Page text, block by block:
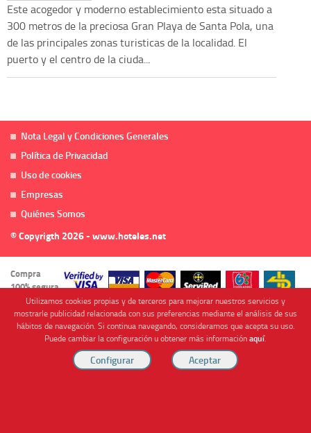
Este acogedor y moderno establecimiento esta situado a
300 metros de la preciosa Gran Playa de Santa Pola, una
de las principales zonas turisticas de la localidad. El
puerto y el centro de la ciuda...
Nota Legal y Condiciones Generales
Política de Privacidad
Uso de cookies
Empresas
Quiénes Somos
© Copyrigth 2026 - www.hoteles.net
Compra
100% segura
Cofinanciado por
Utilizamos cookies propias y de terceros para mejorar nuestros servicios y
mostrarle publicidad relacionada con sus preferencias mediante el análisis de sus
hábitos de navegación. Si continua navegando, consideramos que acepta su uso.
Puede cambiar la configuración u obtener más informaciónaquí.